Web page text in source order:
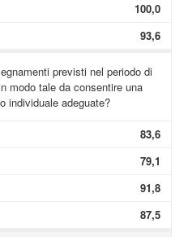
100,0
93,6
previsti nel periodo di
modo tale da consentire una
individuale adeguate?
83,6
79,1
91,8
87,5